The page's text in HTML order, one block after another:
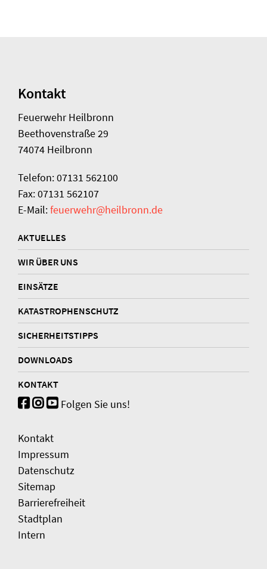
Kontakt
Feuerwehr Heilbronn
Beethovenstraße 29
74074 Heilbronn
Telefon: 07131 562100
Fax: 07131 562107
E-Mail:feuerwehr@heilbronn.de
AKTUELLES
WIR ÜBER UNS
EINSÄTZE
KATASTROPHENSCHUTZ
SICHERHEITSTIPPS
DOWNLOADS
KONTAKT
Folgen Sie uns!
Kontakt
Impressum
Datenschutz
Sitemap
Barrierefreiheit
Stadtplan
Intern